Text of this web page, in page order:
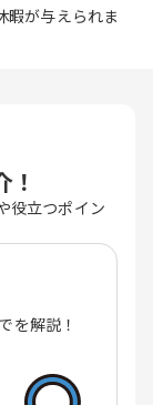
暇が与えられま
！
役立つポイン
を解説！